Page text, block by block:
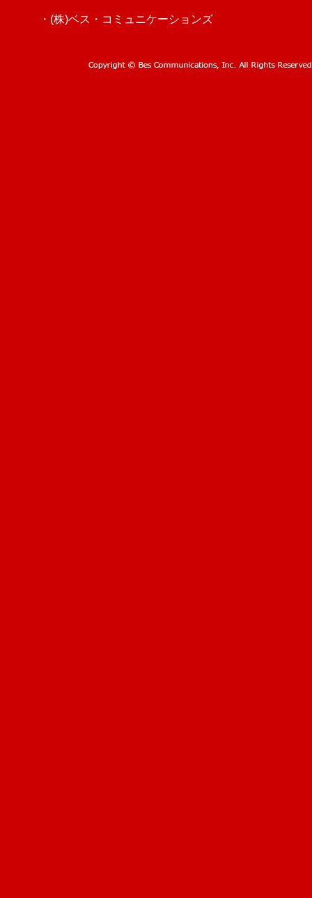
・(株)ベス・コミュニケーションズ